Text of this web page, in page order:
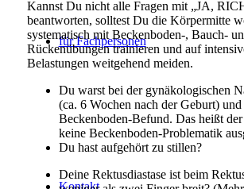
für Fachpersonen
Kontakt
Kannst Du nicht alle Fragen mit „JA,
beantworten, solltest Du die Körpermitte
systematisch mit Beckenboden-, Bauch-
Rückenübungen trainieren und auf
Belastungen weitgehend meiden.
Du warst bei der gynäkologischen
(ca. 6 Wochen nach der Geburt)
Beckenboden-Befund. Das heißt
keine Beckenboden-Problematik
Du hast aufgehört zu stillen?
Deine Rektusdiastase ist beim